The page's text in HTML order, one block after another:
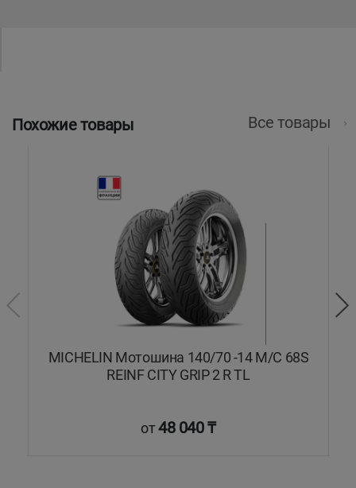
Похожие товары Все товары
MICHELIN Мотошина 140/70 -14 M/C 68S
REINF CITY GRIP 2 R TL
от48 040 ₸